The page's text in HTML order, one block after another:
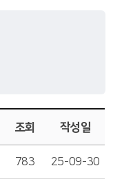
조회 작성일
783 25-09-30